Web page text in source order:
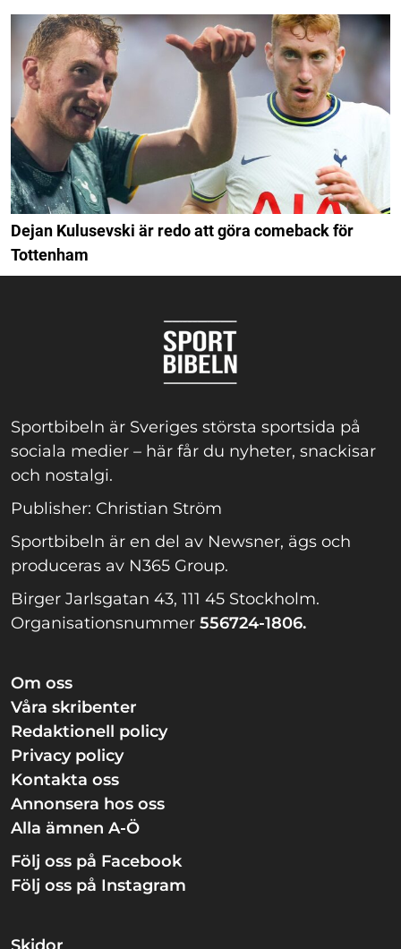
Dejan Kulusevski är redo att göra comeback för
Tottenham
Sportbibeln är Sveriges största sportsida på
sociala medier – här får du nyheter, snackisar
och nostalgi.
Publisher: Christian Ström
Sportbibeln är en del av Newsner, ägs och
produceras av N365 Group.
Birger Jarlsgatan 43, 111 45 Stockholm.
Organisationsnummer 556724-1806.
Om oss
Våra skribenter
Redaktionell policy
Privacy policy
Kontakta oss
Annonsera hos oss
Alla ämnen A-Ö
Följ oss på Facebook
Följ oss på Instagram